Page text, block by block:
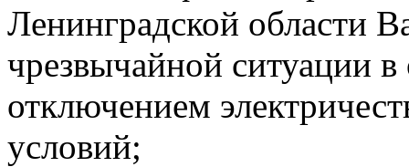
Ленинградской области
чрезвычайной ситуации
отключением
условий;